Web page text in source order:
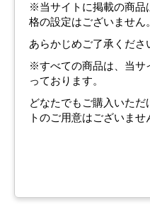
※当サイトに掲載の商品
格の設定はございません。
あらかじめご了承くださ
※すべての商品は、当サ
っております。
どなたでもご購入いた
トのご用意はございませ